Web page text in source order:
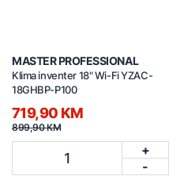
MASTER PROFESSIONAL
Klima inventer 18" Wi-Fi YZAC-
18GHBP-P100
719,90 KM
899,90 KM
1
+
-